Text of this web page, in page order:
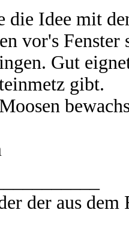
die Idee mit
vor's Fenster
Gut
gibt.
der aus